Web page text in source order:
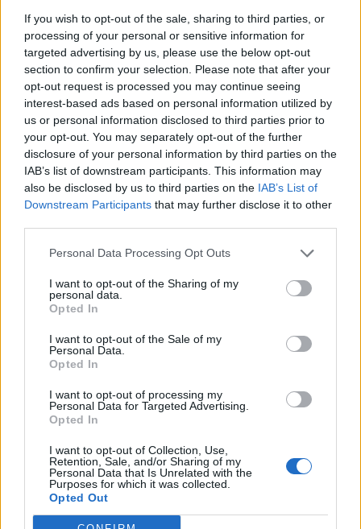
If you wish to opt-out of the sale, sharing to third parties, or
processing of your personal or sensitive information for
targeted advertising by us, please use the below opt-out
section to confirm your selection. Please note that after your
opt-out request is processed you may continue seeing
interest-based ads based on personal information utilized by
us or personal information disclosed to third parties prior to
your opt-out. You may separately opt-out of the further
disclosure of your personal information by third parties on the
IAB’s list of downstream participants. This information may
also be disclosed by us to third parties on the IAB’s List of
Downstream Participants that may further disclose it to other
Personal Data Processing Opt Outs
I want to opt-out of the Sharing of my
personal data.
Opted In
I want to opt-out of the Sale of my
Personal Data.
Opted In
I want to opt-out of processing my
Personal Data for Targeted Advertising.
Opted In
I want to opt-out of Collection, Use,
Retention, Sale, and/or Sharing of my
Personal Data that Is Unrelated with the
Purposes for which it was collected.
Opted Out
venire. Grazie! Per aver custodito la vostra
eredità italiana e per averla portata con voi
con così tanto orgoglio», conclude.
Sondaggi, boom Meloni-
Salvini. Ma un dato agita la
"luna di miele"